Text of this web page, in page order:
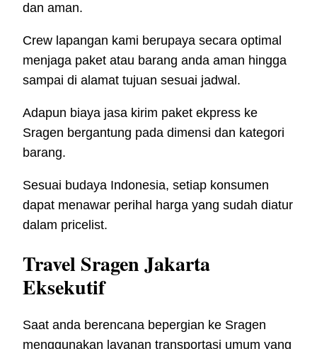
dan aman.
Crew lapangan kami berupaya secara optimal
menjaga paket atau barang anda aman hingga
sampai di alamat tujuan sesuai jadwal.
Adapun biaya jasa kirim paket ekpress ke
Sragen bergantung pada dimensi dan kategori
barang.
Sesuai budaya Indonesia, setiap konsumen
dapat menawar perihal harga yang sudah diatur
dalam pricelist.
Travel Sragen Jakarta
Eksekutif
Saat anda berencana bepergian ke Sragen
menggunakan layanan transportasi umum yang